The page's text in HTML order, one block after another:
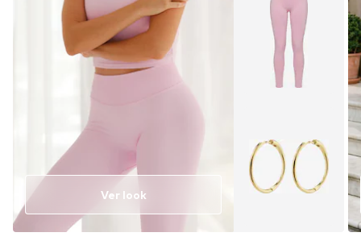
Ver look